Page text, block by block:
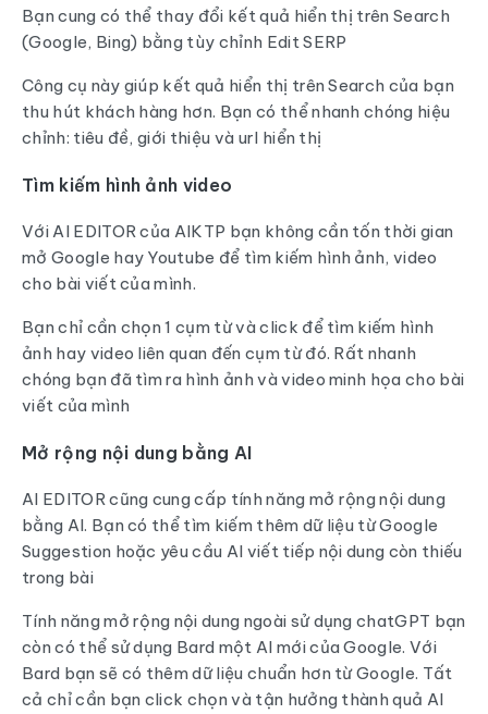
Bạn cung có thể thay đổi kết quả hiển thị trên Search
(Google, Bing) bằng tùy chỉnh Edit SERP
Công cụ này giúp kết quả hiển thị trên Search của bạn
thu hút khách hàng hơn. Bạn có thể nhanh chóng hiệu
chỉnh: tiêu đề, giới thiệu và url hiển thị
Tìm kiếm hình ảnh video
Với AI EDITOR của AIKTP bạn không cần tốn thời gian
mở Google hay Youtube để tìm kiếm hình ảnh, video
cho bài viết của mình.
Bạn chỉ cần chọn 1 cụm từ và click để tìm kiếm hình
ảnh hay video liên quan đến cụm từ đó. Rất nhanh
chóng bạn đã tìm ra hình ảnh và video minh họa cho bài
viết của mình
Mở rộng nội dung bằng AI
AI EDITOR cũng cung cấp tính năng mở rộng nội dung
bằng AI. Bạn có thể tìm kiếm thêm dữ liệu từ Google
Suggestion hoặc yêu cầu AI viết tiếp nội dung còn thiếu
trong bài
Tính năng mở rộng nội dung ngoài sử dụng chatGPT bạn
còn có thể sử dụng Bard một AI mới của Google. Với
Bard bạn sẽ có thêm dữ liệu chuẩn hơn từ Google. Tất
cả chỉ cần bạn click chọn và tận hưởng thành quả AI